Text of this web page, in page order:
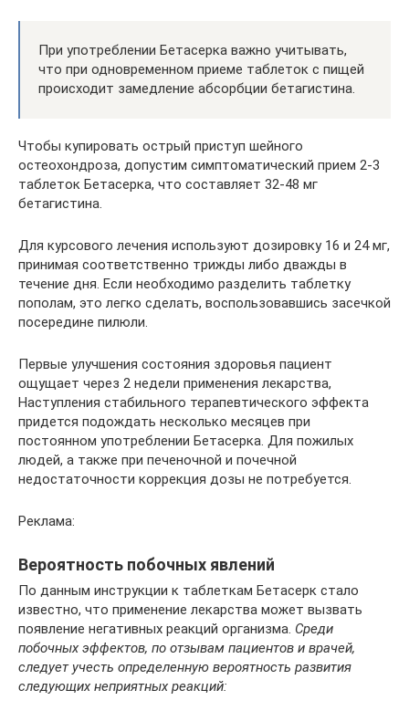
При употреблении Бетасерка важно учитывать,
что при одновременном приеме таблеток с пищей
происходит замедление абсорбции бетагистина.
Чтобы купировать острый приступ шейного
остеохондроза, допустим симптоматический прием 2-3
таблеток Бетасерка, что составляет 32-48 мг
бетагистина.
Для курсового лечения используют дозировку 16 и 24 мг,
принимая соответственно трижды либо дважды в
течение дня. Если необходимо разделить таблетку
пополам, это легко сделать, воспользовавшись засечкой
посередине пилюли.
Первые улучшения состояния здоровья пациент
ощущает через 2 недели применения лекарства,
Наступления стабильного терапевтического эффекта
придется подождать несколько месяцев при
постоянном употреблении Бетасерка. Для пожилых
людей, а также при печеночной и почечной
недостаточности коррекция дозы не потребуется.
Реклама:
Вероятность побочных явлений
По данным инструкции к таблеткам Бетасерк стало
известно, что применение лекарства может вызвать
появление негативных реакций организма. Среди
побочных эффектов, по отзывам пациентов и врачей,
следует учесть определенную вероятность развития
следующих неприятных реакций: